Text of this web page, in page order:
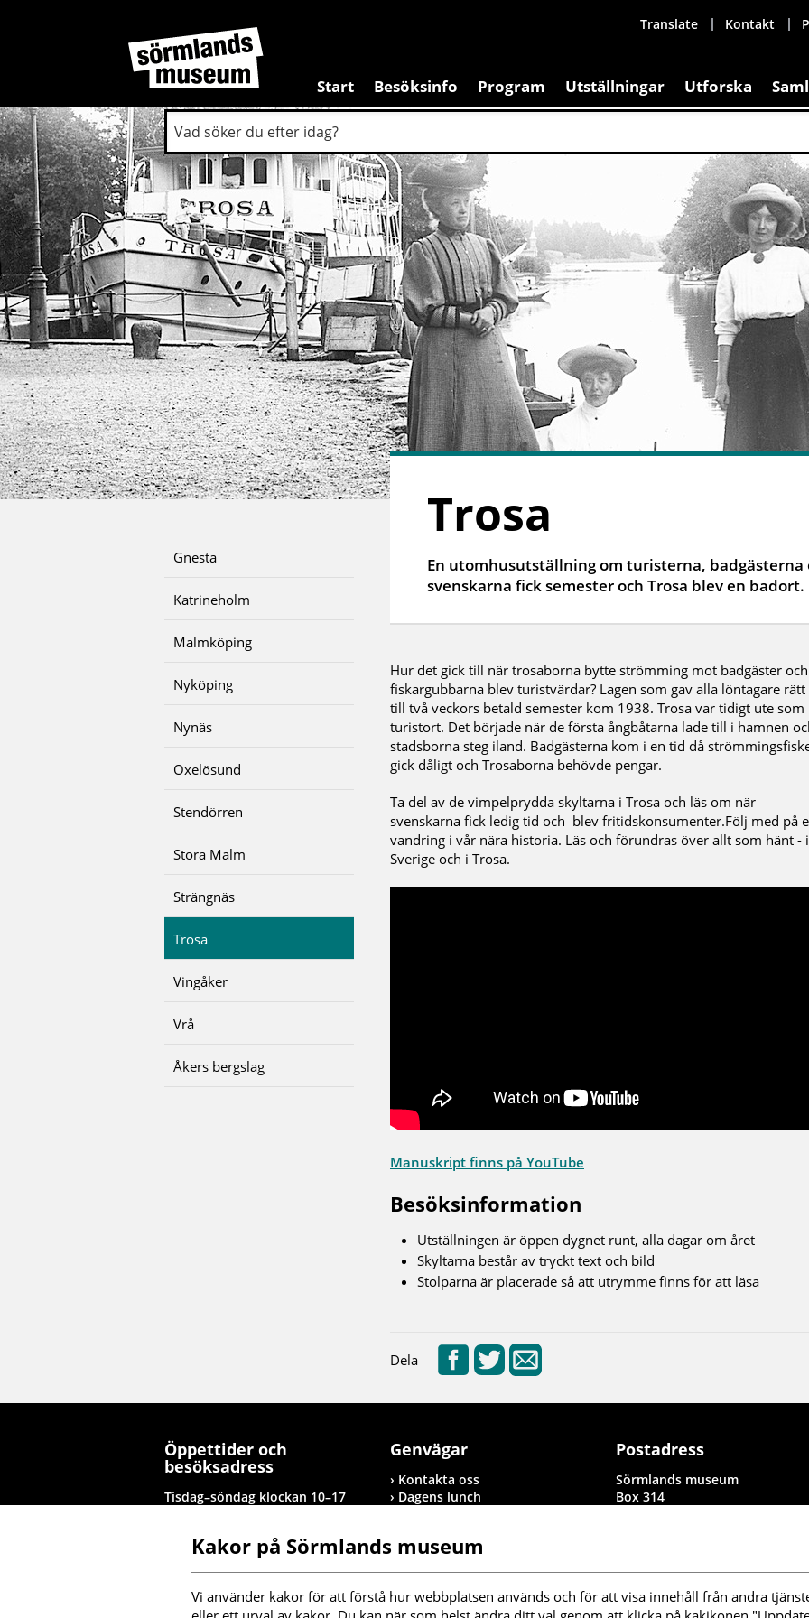
Translate Kontakt
Start Besöksinfo Program Utställningar Utforska
Gnesta
Katrineholm
Malmköping
Nyköping
Nynäs
Oxelösund
Stendörren
Stora Malm
Strängnäs
Trosa
Vingåker
Vrå
Åkers bergslag
Trosa
En utomhusutställning om turisterna, badgästerna
svenskarna fick semester och Trosa blev en badort.
Hur det gick till när trosaborna bytte strömming mot badgäster och
fiskargubbarna blev turistvärdar? Lagen som gav alla löntagare rätt
till två veckors betald semester kom 1938. Trosa var tidigt ute som
turistort. Det började när de första ångbåtarna lade till i hamnen
stadsborna steg iland. Badgästerna kom i en tid då
gick dåligt och Trosaborna behövde pengar.
Ta del av de vimpelprydda skyltarna i Trosa och läs om när
svenskarna fick ledig tid och blev fritidskonsumenter.Följ med på
vandring i vår nära historia. Läs och förundras över allt som hänt - i
Sverige och i Trosa.
Manuskript finns på YouTube
Besöksinformation
Utställningen är öppen dygnet runt, alla dagar om året
Skyltarna består av tryckt text och bild
Stolparna är placerade så att utrymme finns för att läsa
Dela
Öppettider och
besöksadress
Tisdag–söndag klockan 10–17
Genvägar
Kontakta oss
Dagens lunch
Information om denna
Inställningar kakor
Postadress
Sörmlands museum
Box 314
Kakor på Sörmlands museum
Vi använder kakor för att förstå hur webbplatsen används och för att visa innehåll från andra